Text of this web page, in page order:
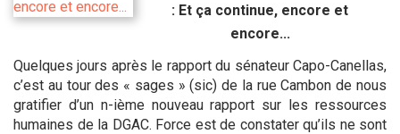
: Et ça continue, encore et
encore...
Quelques jours après le rapport du sénateur Capo-Canellas,
c’est au tour des « sages » (sic) de la rue Cambon de nous
gratifier d’un n-ième nouveau rapport sur les ressources
humaines de la DGAC. Force est de constater qu’ils ne sont